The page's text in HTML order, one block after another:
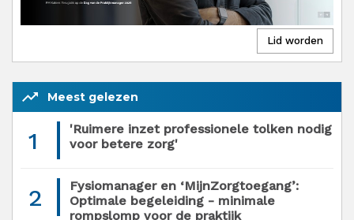
trending_up Meest gelezen
1
'Ruimere inzet professionele tolken nodig
voor betere zorg'
2
Fysiomanager en ‘MijnZorgtoegang’:
Optimale begeleiding - minimale
rompslomp voor de praktijk